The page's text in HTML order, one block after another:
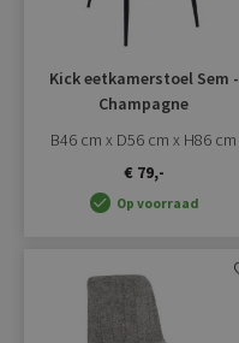
Kick eetkamerstoel Sem -
Champagne
B46 cm x D56 cm x H86 cm
€ 79,-
Op voorraad